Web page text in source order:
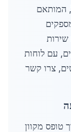
המותאם
שירות
מדויקים, עם לוחות
צרו קשר
טופס מקוון